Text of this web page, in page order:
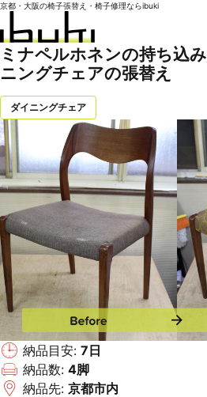
京都・大阪の椅子張替え・椅子修理ならibuki
ミナペルホネンの持ち込
ニングチェアの張替え
ダイニングチェア
納品目安: 7日
納品数: 4脚
納品先: 京都市内